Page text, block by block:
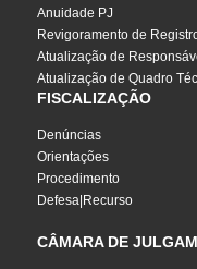
Anuidade PJ
Revigoramento de
Atualização de
Atualização de Quadro
FISCALIZAÇÃO
Denúncias
Orientações
Procedimento
Defesa|Recurso
CÂMARA DE